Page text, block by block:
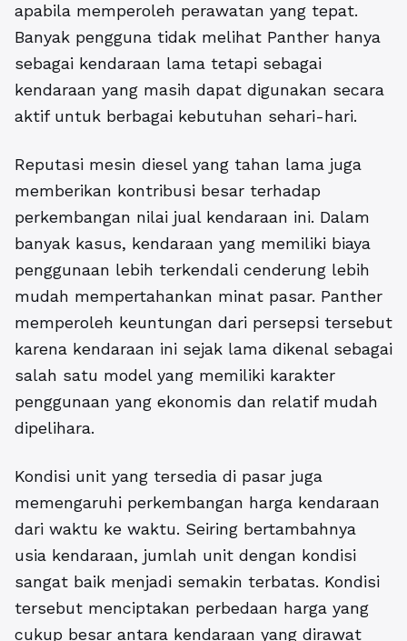
apabila memperoleh perawatan yang tepat.
Banyak pengguna tidak melihat Panther hanya
sebagai kendaraan lama tetapi sebagai
kendaraan yang masih dapat digunakan secara
aktif untuk berbagai kebutuhan sehari-hari.
Reputasi mesin diesel yang tahan lama juga
memberikan kontribusi besar terhadap
perkembangan nilai jual kendaraan ini. Dalam
banyak kasus, kendaraan yang memiliki biaya
penggunaan lebih terkendali cenderung lebih
mudah mempertahankan minat pasar. Panther
memperoleh keuntungan dari persepsi tersebut
karena kendaraan ini sejak lama dikenal sebagai
salah satu model yang memiliki karakter
penggunaan yang ekonomis dan relatif mudah
dipelihara.
Kondisi unit yang tersedia di pasar juga
memengaruhi perkembangan harga kendaraan
dari waktu ke waktu. Seiring bertambahnya
usia kendaraan, jumlah unit dengan kondisi
sangat baik menjadi semakin terbatas. Kondisi
tersebut menciptakan perbedaan harga yang
cukup besar antara kendaraan yang dirawat